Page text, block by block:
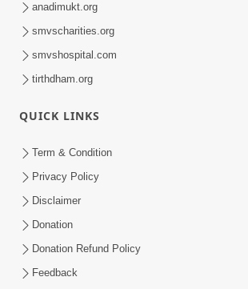
anadimukt.org
smvscharities.org
smvshospital.com
tirthdham.org
QUICK LINKS
Term & Condition
Privacy Policy
Disclaimer
Donation
Donation Refund Policy
Feedback